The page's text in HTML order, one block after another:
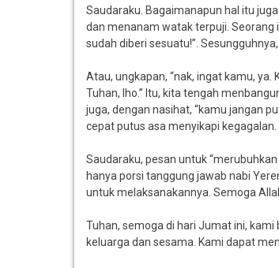
Saudaraku. Bagaimanapun hal itu
dan menanam watak terpuji. Seorang
sudah diberi sesuatu!”.
Atau, ungkapan, “nak, ingat kamu,
Tuhan, lho.” Itu, kita tengah
juga, dengan nasihat, “kamu jangan
cepat putus asa menyikapi kegagalan.
Saudaraku, pesan untuk
hanya porsi tanggung jawab nabi
untuk melaksanakannya. Semoga
Tuhan, semoga di hari Jumat ini,
keluarga dan sesama. Kami dapat